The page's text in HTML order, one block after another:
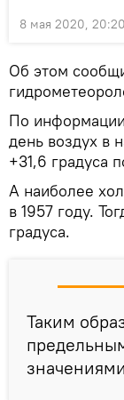
8 мая 2020, 20:20
Об этом
По информации
день воздух в
+31,6 градуса
А наиболее
в 1957 году.
градуса.
Таким